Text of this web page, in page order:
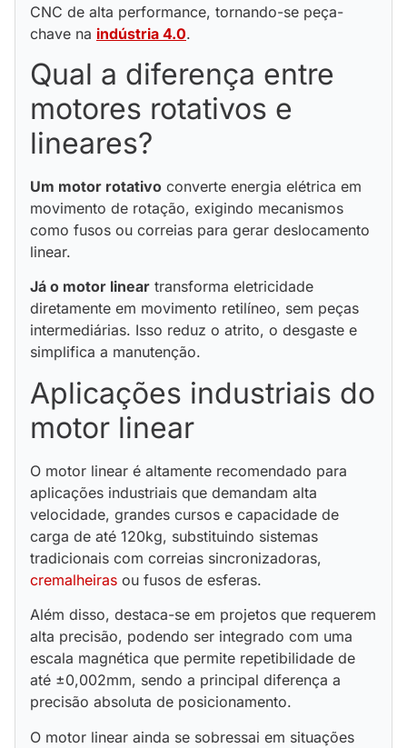
CNC de alta performance, tornando-se peça-
chave na indústria 4.0.
Qual a diferença entre
motores rotativos e
lineares?
Um motor rotativo converte energia elétrica em
movimento de rotação, exigindo mecanismos
como fusos ou correias para gerar deslocamento
linear.
Já o motor linear transforma eletricidade
diretamente em movimento retilíneo, sem peças
intermediárias. Isso reduz o atrito, o desgaste e
simplifica a manutenção.
Aplicações industriais do
motor linear
O motor linear é altamente recomendado para
aplicações industriais que demandam alta
velocidade, grandes cursos e capacidade de
carga de até 120kg, substituindo sistemas
tradicionais com correias sincronizadoras,
cremalheiras ou fusos de esferas.
Além disso, destaca-se em projetos que requerem
alta precisão, podendo ser integrado com uma
escala magnética que permite repetibilidade de
até ±0,002mm, sendo a principal diferença a
precisão absoluta de posicionamento.
O motor linear ainda se sobressai em situações